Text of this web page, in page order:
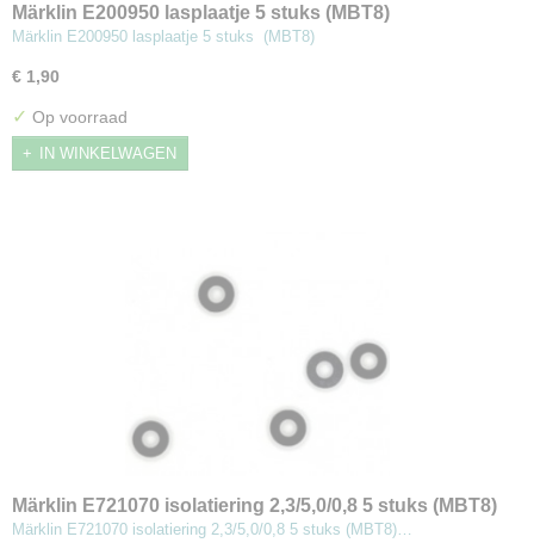
Märklin E200950 lasplaatje 5 stuks (MBT8)
Märklin E200950 lasplaatje 5 stuks (MBT8)
€ 1,90
✓ Op voorraad
IN WINKELWAGEN
Märklin E721070 isolatiering 2,3/5,0/0,8 5 stuks (MBT8)
Märklin E721070 isolatiering 2,3/5,0/0,8 5 stuks (MBT8)…